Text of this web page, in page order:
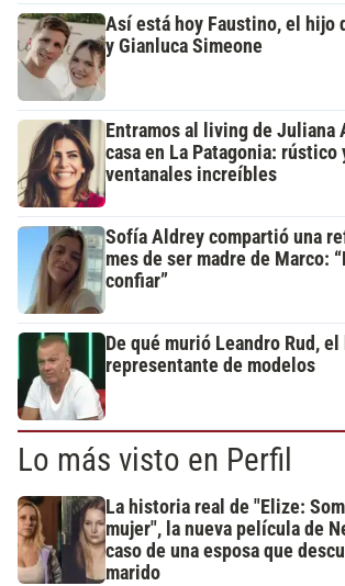
Así está hoy Faustino, el hijo
y Gianluca Simeone
Entramos al living de Juliana
casa en La Patagonia: rústico
ventanales increíbles
Sofía Aldrey compartió una
mes de ser madre de Marco:
confiar”
De qué murió Leandro Rud,
representante de modelos
Lo más visto en Perfil
La historia real de "Elize:
mujer", la nueva película de
caso de una esposa que
marido